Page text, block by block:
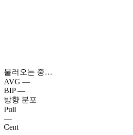
불러오는 중…
AVG —
BIP —
방향 분포
Pull
—
Cent